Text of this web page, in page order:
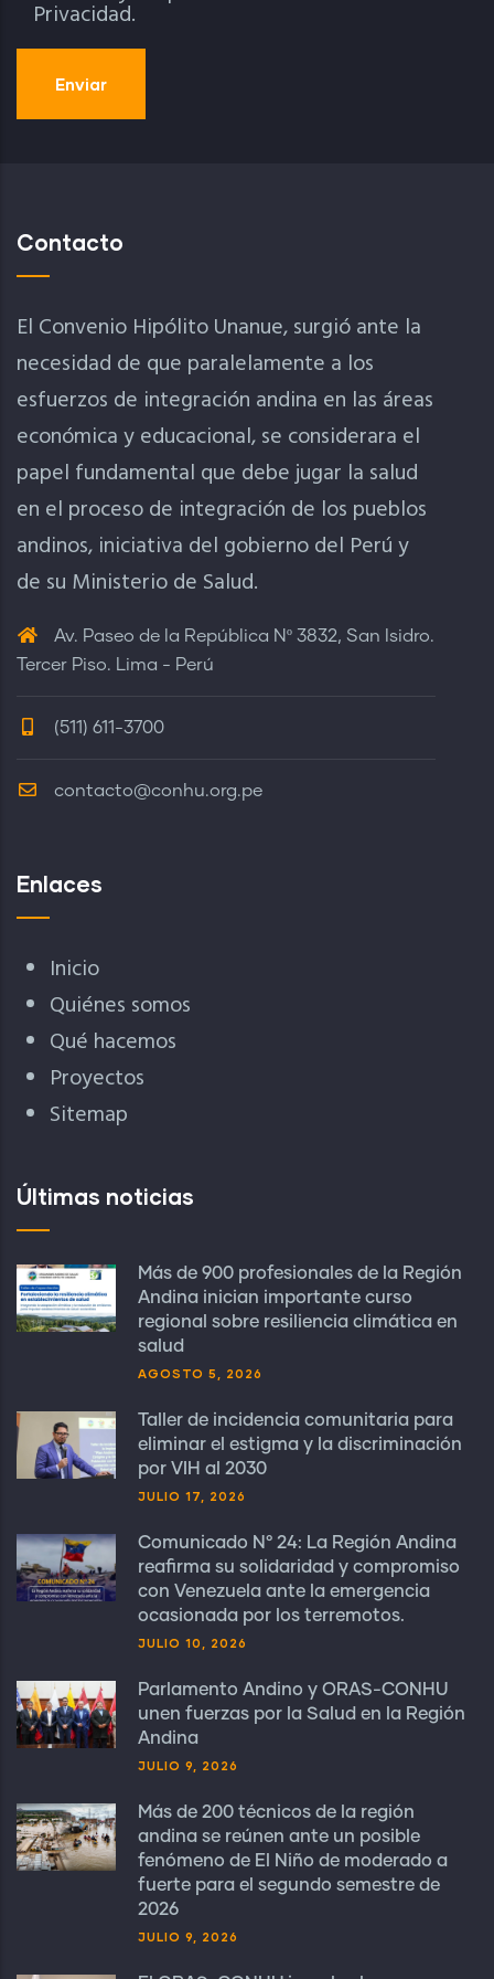
Privacidad.
Contacto
El Convenio Hipólito Unanue, surgió ante la
necesidad de que paralelamente a los
esfuerzos de integración andina en las áreas
económica y educacional, se considerara el
papel fundamental que debe jugar la salud
en el proceso de integración de los pueblos
andinos, iniciativa del gobierno del Perú y
de su Ministerio de Salud.
Av. Paseo de la República Nº 3832, San Isidro.
Tercer Piso. Lima - Perú
(511) 611-3700
contacto@conhu.org.pe
Enlaces
Inicio
Quiénes somos
Qué hacemos
Proyectos
Sitemap
Últimas noticias
Más de 900 profesionales de la Región
Andina inician importante curso
regional sobre resiliencia climática en
salud
AGOSTO 5, 2026
Taller de incidencia comunitaria para
eliminar el estigma y la discriminación
por VIH al 2030
JULIO 17, 2026
Comunicado N° 24: La Región Andina
reafirma su solidaridad y compromiso
con Venezuela ante la emergencia
ocasionada por los terremotos.
JULIO 10, 2026
Parlamento Andino y ORAS-CONHU
unen fuerzas por la Salud en la Región
Andina
JULIO 9, 2026
Más de 200 técnicos de la región
andina se reúnen ante un posible
fenómeno de El Niño de moderado a
fuerte para el segundo semestre de
2026
JULIO 9, 2026